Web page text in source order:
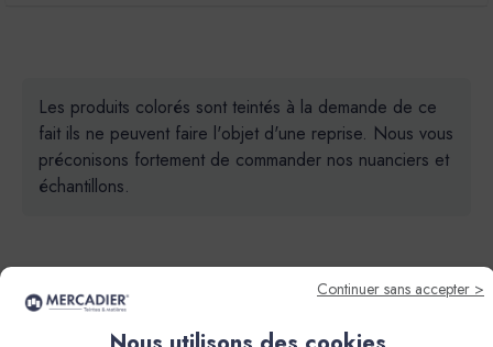
Les produits colorés sont teintés à la demande de ce
fait ils ne peuvent faire l'objet d'une reprise. Nous vous
préconisons fortement de commander nos nuanciers et
échantillons.
Continuer sans accepter >